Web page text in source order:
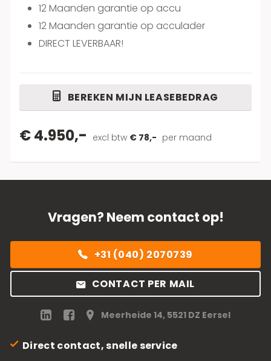
12 Maanden garantie op accu
12 Maanden garantie op acculader
DIRECT LEVERBAAR!
BEREKEN MIJN LEASEBEDRAG
€ 4.950,- excl btw € 78,- per maand
Vragen? Neem contact op!
+31 (040) 2070739
CONTACT PER MAIL
Meerheide 14, 5521 DZ Eersel
Direct contact, snelle service